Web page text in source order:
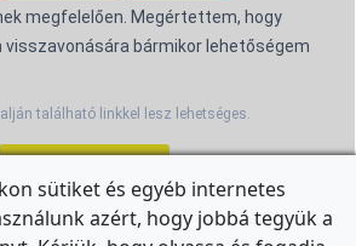
megfelelően. Megértettem, hogy
visszavonására bármikor lehetőségem
található linkkel lesz lehetséges.
clickHERE.
sütiket és egyéb internetes
azért, hogy jobbá tegyük a